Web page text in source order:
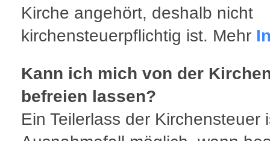
Kirche angehört, deshalb nicht
kirchensteuerpflichtig ist. Mehr
Kann ich mich von der
befreien lassen?
Ein Teilerlass der Kirchensteuer